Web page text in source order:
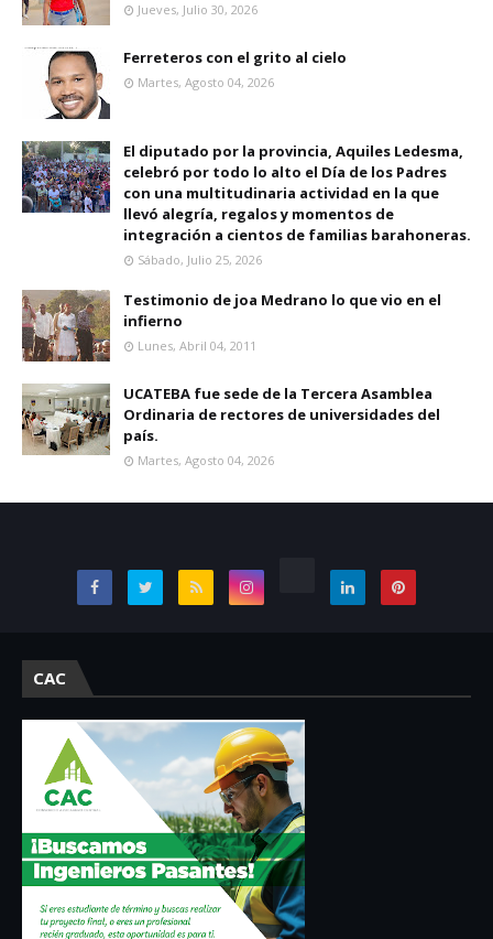
Jueves, Julio 30, 2026
Ferreteros con el grito al cielo
Martes, Agosto 04, 2026
El diputado por la provincia, Aquiles Ledesma,
celebró por todo lo alto el Día de los Padres
con una multitudinaria actividad en la que
llevó alegría, regalos y momentos de
integración a cientos de familias barahoneras.
Sábado, Julio 25, 2026
Testimonio de joa Medrano lo que vio en el
infierno
Lunes, Abril 04, 2011
UCATEBA fue sede de la Tercera Asamblea
Ordinaria de rectores de universidades del
país.
Martes, Agosto 04, 2026
CAC